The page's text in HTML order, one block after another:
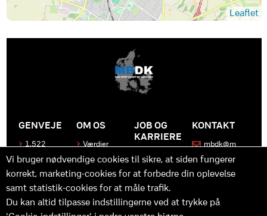
Leaflet
GENVEJE
1.522
Produkter
Kontakt
os
OM OS
Værdier
Historen
bag
MBDK
Hvad gør
os unikke
JOB OG
KARRIERE
Bliv en del
af MBDK
Vores
team
og
KONTAKT
mbdk@m
Vi bruger nødvendige cookies til sikre, at siden fungerer
korrekt, marketing-cookies for at forbedre din oplevelse
samt statistik-cookies for at måle trafik.
Du kan altid tilpasse indstillingerne ved at trykke på